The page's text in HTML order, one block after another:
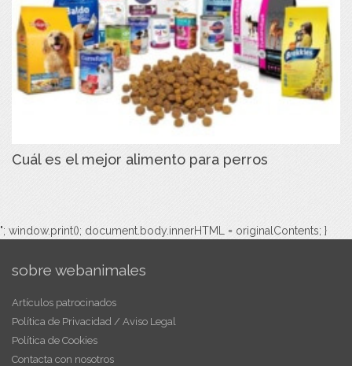
Cuál es el mejor alimento para perros
"; window.print(); document.body.innerHTML = originalContents; }
sobre webanimales
Artículos patrocinados
Política de Privacidad / Aviso Legal
Política de Cookies
Contacta con nosotros